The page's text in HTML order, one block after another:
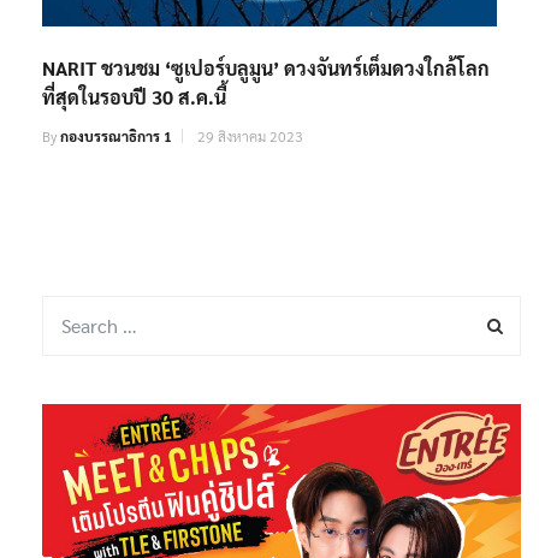
NARIT ชวนชม ‘ซูเปอร์บลูมูน’ ดวงจันทร์เต็มดวงใกล้โลก
ที่สุดในรอบปี 30 ส.ค.นี้
Byกองบรรณาธิการ 1 29 สิงหาคม 2023